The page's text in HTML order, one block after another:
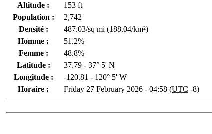
Altitude :
153 ft
Population :
2,742
Densité :
487.03/sq mi (188.04/km²)
Homme :
51.2%
Femme :
48.8%
Latitude :
37.79 - 37° 5' N
Longitude :
-120.81 - 120° 5' W
Horaire :
Friday 27 February 2026 - 04:58 (UTC -8)